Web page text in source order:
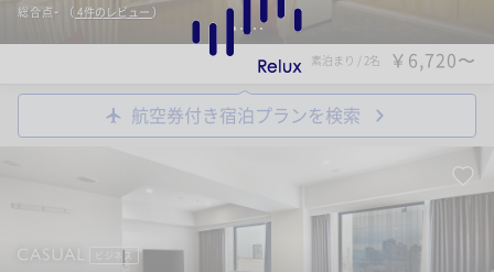
1 2 34 5
総合点- （ 4件のレビュー ）
素泊まり / 2名 ￥6,720〜
航空券付き宿泊プランを検索
ビジネス